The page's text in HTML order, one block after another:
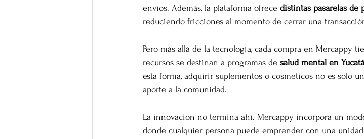
envíos. Además, la plataforma ofrece distintas pasarelas de
reduciendo fricciones al momento de cerrar una
Pero más allá de la tecnología, cada compra en Mercappy
recursos se destinan a programas de salud mental en
esta forma, adquirir suplementos o cosméticos no es solo
aporte a la comunidad.
La innovación no termina ahí. Mercappy incorpora un
donde cualquier persona puede emprender con una